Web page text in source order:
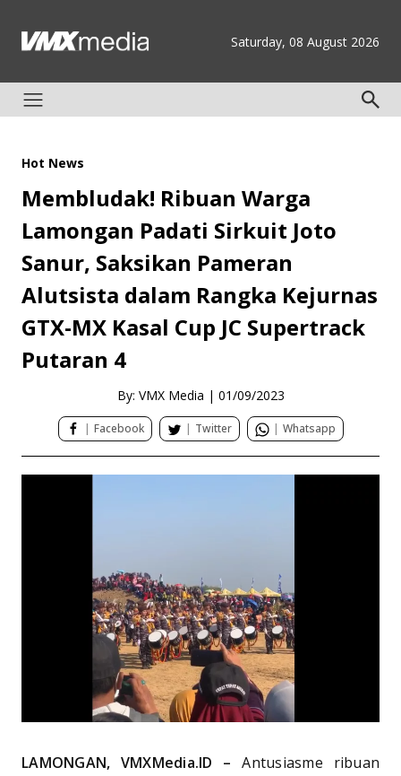
Saturday, 08 August 2026
Hot News
Membludak! Ribuan Warga
Lamongan Padati Sirkuit Joto
Sanur, Saksikan Pameran
Alutsista dalam Rangka Kejurnas
GTX-MX Kasal Cup JC Supertrack
Putaran 4
By: VMX Media | 01/09/2023
| Facebook | Twitter | Whatsapp
LAMONGAN, VMXMedia.ID –Antusiasme ribuan